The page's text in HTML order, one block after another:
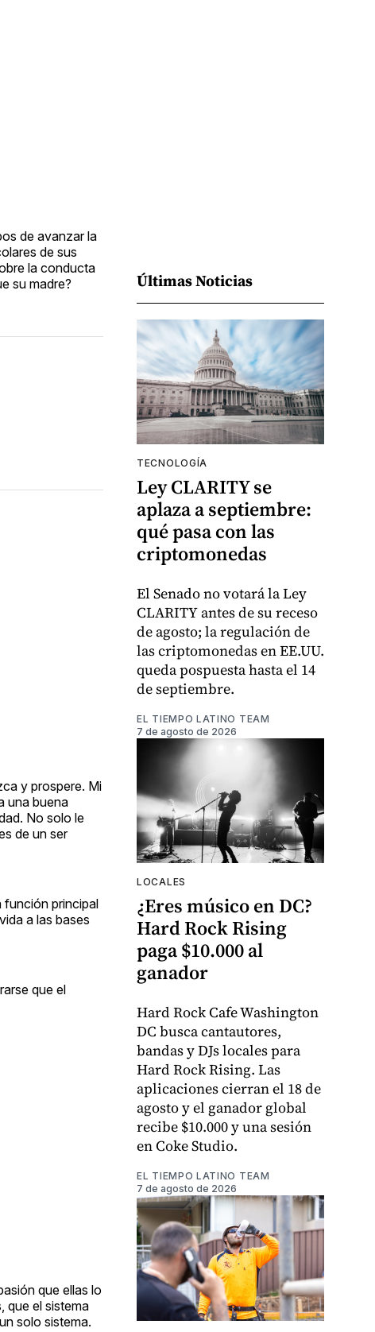
de avanzar la
de sus
la conducta
su madre?
y prospere. Mi
una buena
No solo le
de un ser
función principal
a las bases
que el
que ellas lo
que el sistema
solo sistema.
Últimas Noticias
TECNOLOGÍA
Ley CLARITY se
aplaza a septiembre:
qué pasa con las
criptomonedas
El Senado no votará la Ley
CLARITY antes de su receso
de agosto; la regulación de
las criptomonedas en EE.UU.
queda pospuesta hasta el 14
de septiembre.
EL TIEMPO LATINO TEAM
7 de agosto de 2026
LOCALES
¿Eres músico en DC?
Hard Rock Rising
paga $10.000 al
ganador
Hard Rock Cafe Washington
DC busca cantautores,
bandas y DJs locales para
Hard Rock Rising. Las
aplicaciones cierran el 18 de
agosto y el ganador global
recibe $10.000 y una sesión
en Coke Studio.
EL TIEMPO LATINO TEAM
7 de agosto de 2026